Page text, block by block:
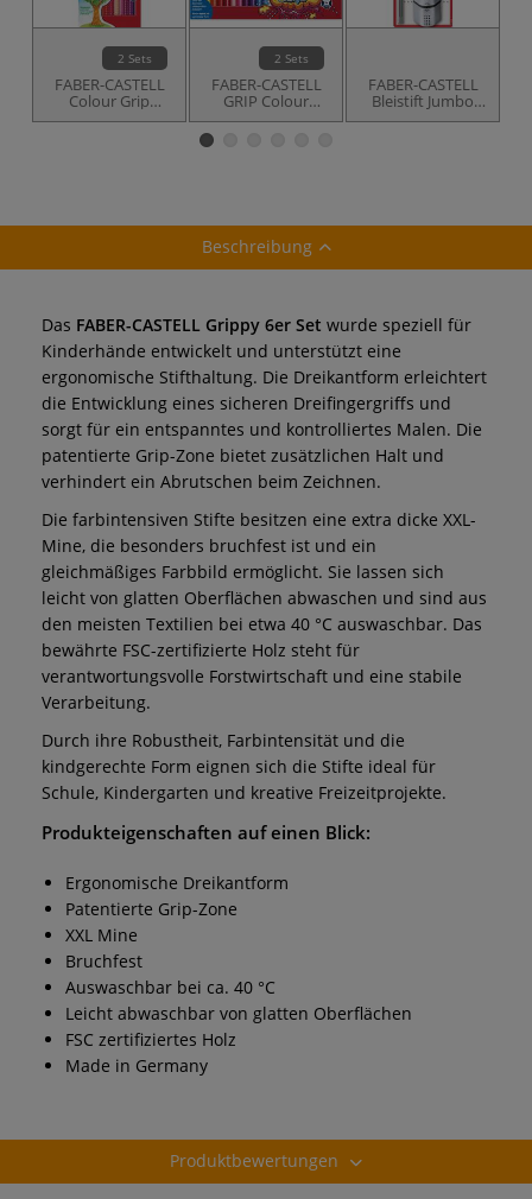
2 Sets
FABER-CASTELL
Colour Grip
Farbstifte-Sets
2 Sets
FABER-CASTELL
GRIP Colour
Marker
FABER-CASTELL
Bleistift Jumbo
GRIP Set
Beschreibung
Das FABER-CASTELL Grippy 6er Set wurde speziell für
Kinderhände entwickelt und unterstützt eine
ergonomische Stifthaltung. Die Dreikantform erleichtert
die Entwicklung eines sicheren Dreifingergriffs und
sorgt für ein entspanntes und kontrolliertes Malen. Die
patentierte Grip-Zone bietet zusätzlichen Halt und
verhindert ein Abrutschen beim Zeichnen.
Die farbintensiven Stifte besitzen eine extra dicke XXL-
Mine, die besonders bruchfest ist und ein
gleichmäßiges Farbbild ermöglicht. Sie lassen sich
leicht von glatten Oberflächen abwaschen und sind aus
den meisten Textilien bei etwa 40 °C auswaschbar. Das
bewährte FSC-zertifizierte Holz steht für
verantwortungsvolle Forstwirtschaft und eine stabile
Verarbeitung.
Durch ihre Robustheit, Farbintensität und die
kindgerechte Form eignen sich die Stifte ideal für
Schule, Kindergarten und kreative Freizeitprojekte.
Produkteigenschaften auf einen Blick:
Ergonomische Dreikantform
Patentierte Grip-Zone
XXL Mine
Bruchfest
Auswaschbar bei ca. 40 °C
Leicht abwaschbar von glatten Oberflächen
FSC zertifiziertes Holz
Made in Germany
Produktbewertungen